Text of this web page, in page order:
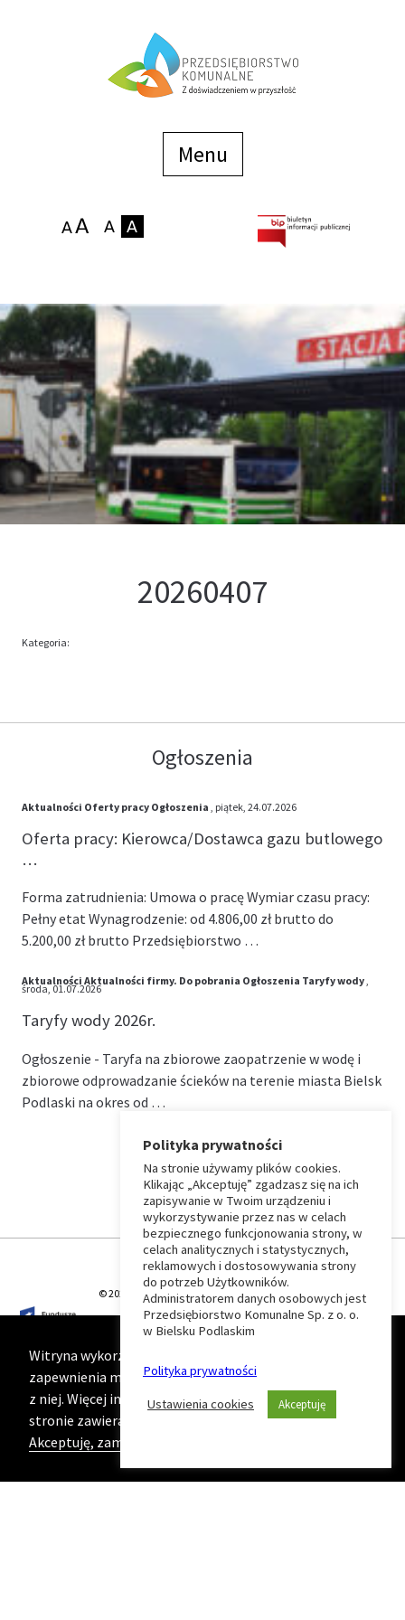
Menu
Zakłady
Podaj stan wodomierza
Kontakt
Oferta
20260407
Kategoria:
Ogłoszenia
Aktualności Oferty pracy Ogłoszenia , piątek, 24.07.2026
Oferta pracy: Kierowca/Dostawca gazu butlowego
…
Forma zatrudnienia: Umowa o pracę Wymiar czasu pracy:
Pełny etat Wynagrodzenie: od 4.806,00 zł brutto do
5.200,00 zł brutto Przedsiębiorstwo …
Aktualności Aktualności firmy. Do pobrania Ogłoszenia Taryfy wody,
środa, 01.07.2026
Taryfy wody 2026r.
Ogłoszenie - Taryfa na zbiorowe zaopatrzenie w wodę i
zbiorowe odprowadzanie ścieków na terenie miasta Bielsk
Podlaski na okres od …
⏶
Wróć
do
początku
strony
© 2026 T-Matic Grupa Computer Plus Sp. z o.o.
Witryna wykorzystuje ciasteczka (cookies) w celu
zapewnienia maksymalnej wygody podczas korzystania
z niej. Więcej informacji na ten temat znajduje się na
stronie zawierającej naszą
Politykę prywatności
Akceptuję, zamknij komunikat
Polityka prywatności
Na stronie używamy plików cookies.
Klikając „Akceptuję” zgadzasz się na ich
zapisywanie w Twoim urządzeniu i
wykorzystywanie przez nas w celach
bezpiecznego funkcjonowania strony, w
celach analitycznych i statystycznych,
reklamowych i dostosowywania strony
do potrzeb Użytkowników.
Administratorem danych osobowych jest
Przedsiębiorstwo Komunalne Sp. z o. o.
w Bielsku Podlaskim
Polityka prywatności
Ustawienia cookies Akceptuję